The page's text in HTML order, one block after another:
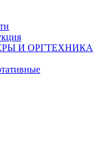
И ОРГТЕХНИКА